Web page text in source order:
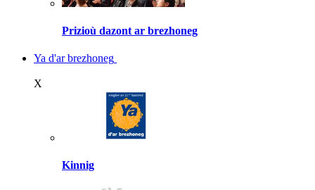
Prizioù dazont ar brezhoneg
Ya d'ar brezhoneg
X
Kinnig